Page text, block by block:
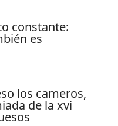
es
de la xvi